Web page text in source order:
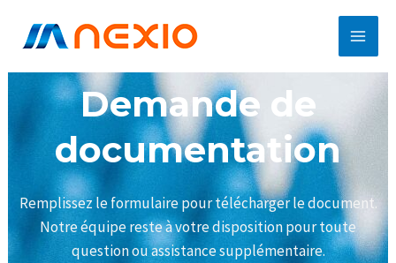
Main
Demande de
documentation
Remplissez le formulaire pour télécharger le document.
Notre équipe reste à votre disposition pour toute
question ou assistance supplémentaire.